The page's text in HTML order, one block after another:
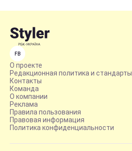
FB
О проекте
Редакционная политика и стандарты
Контакты
Команда
О компании
Реклама
Правила пользования
Правовая информация
Политика конфиденциальности